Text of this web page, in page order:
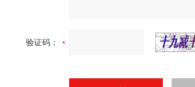
验证码：